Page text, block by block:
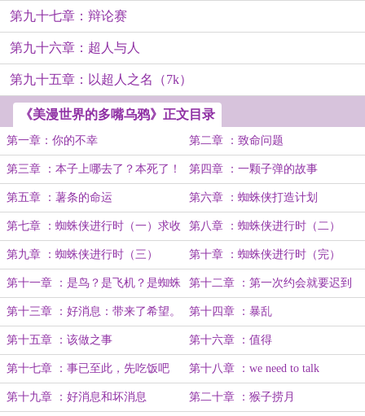
第九十七章：辩论赛
第九十六章：超人与人
第九十五章：以超人之名（7k）
《美漫世界的多嘴乌鸦》正文目录
第一章：你的不幸 第二章 ：致命问题
第三章 ：本子上哪去了？本死了！ 第四章 ：一颗子弹的故事
第五章 ：薯条的命运 第六章 ：蜘蛛侠打造计划
第七章 ：蜘蛛侠进行时（一）求收
藏，求票票！
第八章 ：蜘蛛侠进行时（二）
第九章 ：蜘蛛侠进行时（三） 第十章 ：蜘蛛侠进行时（完）
第十一章 ：是鸟？是飞机？是蜘蛛
侠！
第十二章 ：第一次约会就要迟到
第十三章 ：好消息：带来了希望。
坏消息：是给绿魔的希望。
第十四章 ：暴乱
第十五章 ：该做之事 第十六章 ：值得
第十七章 ：事已至此，先吃饭吧 第十八章 ：we need to talk
第十九章 ：好消息和坏消息 第二十章 ：猴子捞月